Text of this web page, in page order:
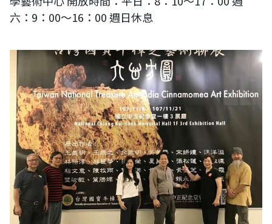
六：9：00～16：00 週日休息
六心方圓 台灣國寶牛樟芝藝術聯展